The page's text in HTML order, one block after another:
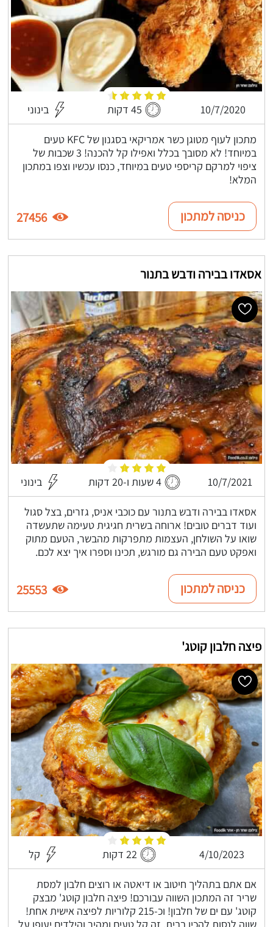
10/7/2020 45 דקות בינוני
מתכון לעוף מטוגן כשר אמריקאי בסגנון של KFC טעים
במיוחד! לא מסובך בכלל ואפילו קל להכנה! 3 שכבות של
ציפוי למרקם קריספי טעים במיוחד, כנסו עכשיו וצפו במתכון
המלא!
כניסה למתכון 27456
אסאדו בבירה ודבש בתנור
10/7/2021 4 שעות ו-20 דקות בינוני
אסאדו בבירה ודבש בתנור עם כוכבי אניס, גזרים, בצל סגול
ועוד דברים טובים! ארוחה בשרית חגיגית טעימה שתעשדה
שואו על השולחן, העצמות מתפרקות מהבשר, הטעם מתוק
ואפקט טעם הבירה גם מורגש, תכינו וספרו איך יצא לכם.
כניסה למתכון 25553
פיצה חלבון קוטג'
4/10/2023 22 דקות קל
אם אתם בתהליך חיטוב או דיאטה או רוצים חלבון למסת
שריר זה המתכון השווה עבורכם! פיצה חלבון קוטג' מבצק
קוטג' עם ים של חלבון! וכ-215 קלוריות לפיצה אישית אחת!